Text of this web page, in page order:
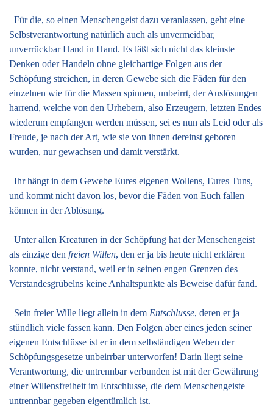
Für die, so einen Menschengeist dazu veranlassen, geht eine
Selbst­verantwortung natürlich auch als unvermeidbar,
unverrückbar Hand in Hand. Es läßt sich nicht das kleinste
Denken oder Handeln ohne gleichartige Folgen aus der
Schöpfung streichen, in deren Gewebe sich die Fäden für den
einzelnen wie für die Massen spinnen, unbeirrt, der Auslösungen
harrend, welche von den Urhebern, also Erzeugern, letzten Endes
wiederum empfangen werden müssen, sei es nun als Leid oder als
Freude, je nach der Art, wie sie von ihnen dereinst geboren
wurden, nur gewachsen und damit verstärkt.
Ihr hängt in dem Gewebe Eures eigenen Wollens, Eures Tuns,
und kommt nicht davon los, bevor die Fäden von Euch fallen
können in der Ablösung.
Unter allen Kreaturen in der Schöpfung hat der Menschengeist
als einzige den freien Willen, den er ja bis heute nicht erklären
konnte, nicht verstand, weil er in seinen engen Grenzen des
Verstandesgrübelns keine Anhaltspunkte als Beweise dafür fand.
Sein freier Wille liegt allein in dem Entschlusse, deren er ja
stündlich viele fassen kann. Den Folgen aber eines jeden seiner
eigenen Entschlüsse ist er in dem selbständigen Weben der
Schöpfungsgesetze unbeirrbar unterworfen! Darin liegt seine
Verantwortung, die untrennbar verbunden ist mit der Gewährung
einer Willensfreiheit im Entschlusse, die dem Menschengeiste
untrennbar gegeben eigentümlich ist.